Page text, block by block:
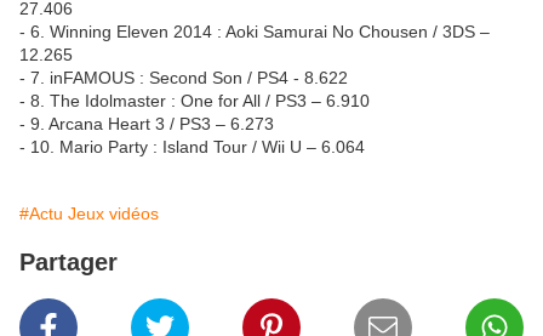
27.406
- 6. Winning Eleven 2014 : Aoki Samurai No Chousen / 3DS –
12.265
- 7. inFAMOUS : Second Son / PS4 - 8.622
- 8. The Idolmaster : One for All / PS3 – 6.910
- 9. Arcana Heart 3 / PS3 – 6.273
- 10. Mario Party : Island Tour / Wii U – 6.064
#Actu Jeux vidéos
Partager